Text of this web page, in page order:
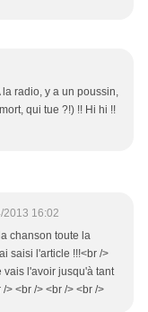
radio, y a un poussin,
qui tue ?!) !! Hi hi !!
2013 16:02
chanson toute la
saisi l'article !!!<br />
vais l'avoir jusqu'à tant
> <br /> <br /> <br />